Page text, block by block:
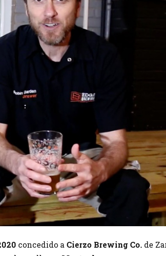
concedido a Cierzo Brewing Co. de